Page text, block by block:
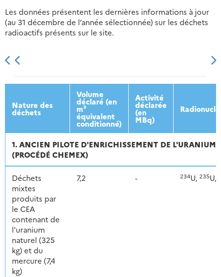
Les données présentent les dernières informations à jour
(au 31 décembre de l’année sélectionnée) sur les déchets
radioactifs présents sur le site.
2013 2014 2015 2016
Nature des
déchets
Volume
déclaré (en
m³
équivalent
conditionné)
Activité
déclarée
(en
MBq)
1. ANCIEN PILOTE D'ENRICHISSEMENT DE L'URANIUM
(PROCÉDÉ CHEMEX)
Déchets
mixtes
produits par
le CEA
contenant de
l'uranium
naturel (325
kg) et du
mercure (7,4
kg)
7,2 - 234U, 235U,